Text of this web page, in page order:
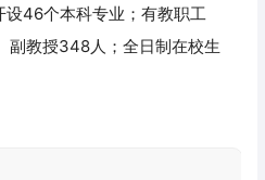
设46个本科专业；有教职工
副教授348人；全日制在校生